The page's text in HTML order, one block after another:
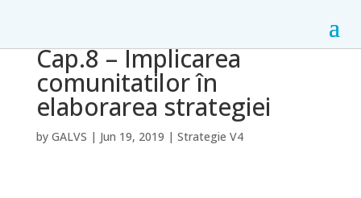
Cap.8 – Implicarea
comunitatilor în
elaborarea strategiei
by GALVS | Jun 19, 2019 | Strategie V4